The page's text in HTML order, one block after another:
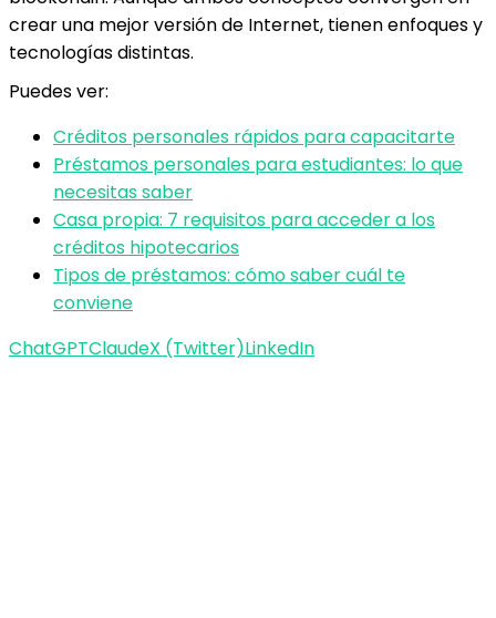
crear una mejor versión de Internet, tienen enfoques y
tecnologías distintas.
Puedes ver:
Créditos personales rápidos para capacitarte
Préstamos personales para estudiantes: lo que
necesitas saber
Casa propia: 7 requisitos para acceder a los
créditos hipotecarios
Tipos de préstamos: cómo saber cuál te
conviene
ChatGPTClaudeX (Twitter)LinkedIn